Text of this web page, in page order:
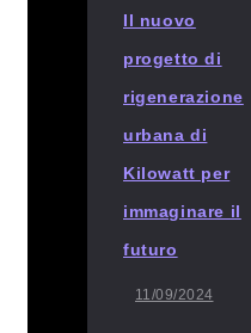
Il nuovo
progetto di
rigenerazione
urbana di
Kilowatt per
immaginare il
futuro
11/09/2024